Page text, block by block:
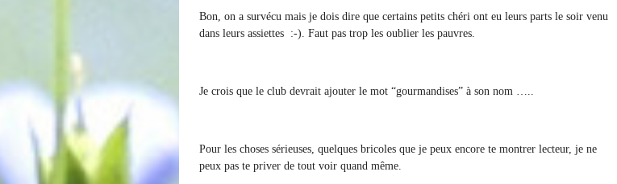
Bon, on a survécu mais je dois dire que certains petits chéri ont eu leurs parts le soir venu
dans leurs assiettes :-). Faut pas trop les oublier les pauvres.
Je crois que le club devrait ajouter le mot “gourmandises” à son nom …..
Pour les choses sérieuses, quelques bricoles que je peux encore te montrer lecteur, je ne
peux pas te priver de tout voir quand même.